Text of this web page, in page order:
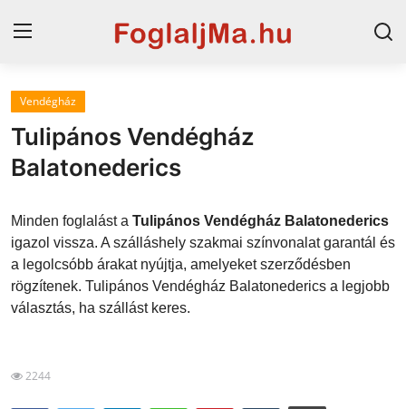
Magyarország
Horvát tengerpart
Horvátország
Szállások Hajdúszoboszlón
Blog
Vendégház
Tulipános Vendégház
Balatonederics
Minden foglalást a Tulipános Vendégház Balatonederics
igazol vissza. A szálláshely szakmai színvonalat garantál és
a legolcsóbb árakat nyújtja, amelyeket szerződésben
rögzítenek. Tulipános Vendégház Balatonederics a legjobb
választás, ha szállást keres.
2244